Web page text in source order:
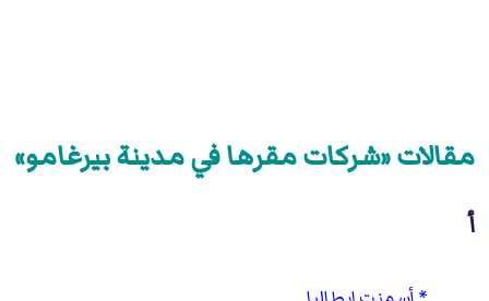
مقالات «شركات مقرها في مدينة بيرغامو»
أ